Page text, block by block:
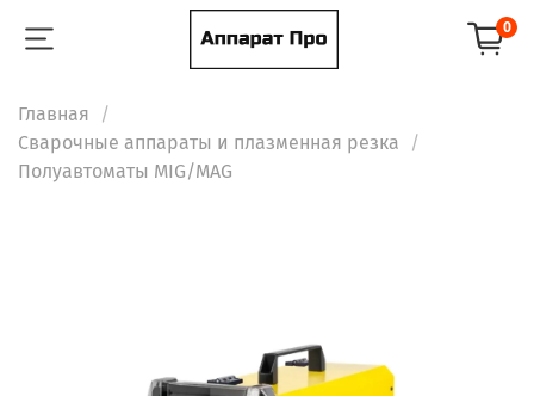
0
Главная
Сварочные аппараты и плазменная резка
Полуавтоматы MIG/MAG